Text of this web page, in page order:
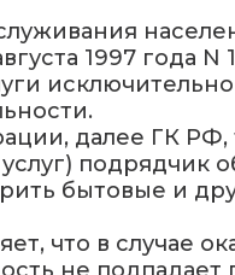
1997 года N
далее ГК
подрядчик
бытовые и
что в случае